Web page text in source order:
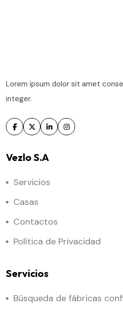
Lorem ipsum dolor sit amet
integer.
Vezlo S.A
Servicios
Casas
Contactos
Política de Privacidad
Servicios
Búsqueda de fábricas